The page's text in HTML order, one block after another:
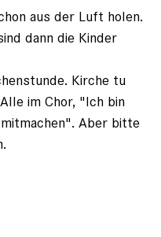
aus der Luft holen.
dann die Kinder
Kirche tu
im Chor, "Ich bin
Aber bitte